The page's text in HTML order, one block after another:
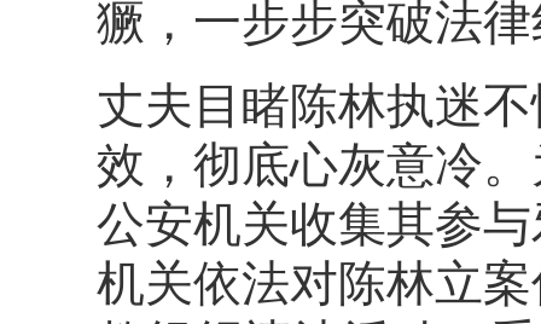
獗，一步步突破法
丈夫目睹陈林执迷
效，彻底心灰意冷
公安机关收集其参
机关依法对陈林立